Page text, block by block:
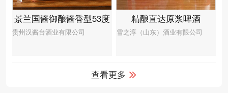
景兰国酱御酿酱香型53度
贵州汉酱台酒业有限公司
精酿直达原浆啤酒
雪之淳（山东）酒业有限公司
查看更多